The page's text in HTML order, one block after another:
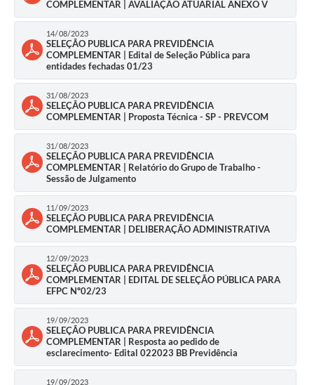
COMPLEMENTAR | AVALIAÇÃO ATUARIAL ANEXO V
14/08/2023
SELEÇÃO PUBLICA PARA PREVIDÊNCIA
COMPLEMENTAR | Edital de Seleção Pública para
entidades fechadas 01/23
31/08/2023
SELEÇÃO PUBLICA PARA PREVIDÊNCIA
COMPLEMENTAR | Proposta Técnica - SP - PREVCOM
31/08/2023
SELEÇÃO PUBLICA PARA PREVIDÊNCIA
COMPLEMENTAR | Relatório do Grupo de Trabalho -
Sessão de Julgamento
11/09/2023
SELEÇÃO PUBLICA PARA PREVIDÊNCIA
COMPLEMENTAR | DELIBERAÇÃO ADMINISTRATIVA
12/09/2023
SELEÇÃO PUBLICA PARA PREVIDÊNCIA
COMPLEMENTAR | EDITAL DE SELEÇÃO PÚBLICA PARA
EFPC Nº02/23
19/09/2023
SELEÇÃO PUBLICA PARA PREVIDÊNCIA
COMPLEMENTAR | Resposta ao pedido de
esclarecimento- Edital 022023 BB Previdência
19/09/2023